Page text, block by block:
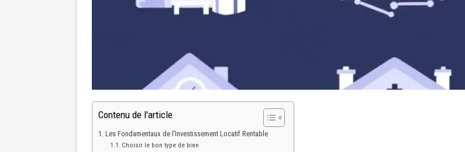
Contenu de l'article
Les Fondamentaux de l’Investissement Locatif Rentable
Choisir le bon type de bien